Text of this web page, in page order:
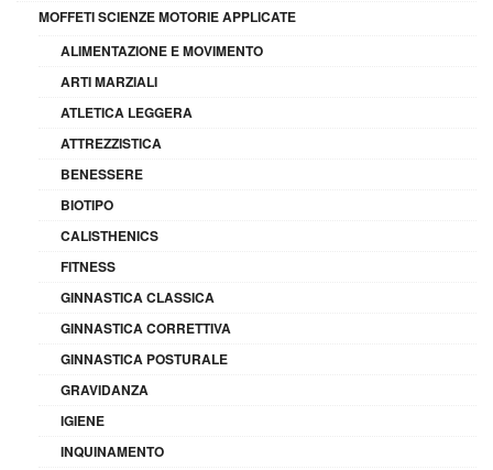
MOFFETI SCIENZE MOTORIE APPLICATE
ALIMENTAZIONE E MOVIMENTO
ARTI MARZIALI
ATLETICA LEGGERA
ATTREZZISTICA
BENESSERE
BIOTIPO
CALISTHENICS
FITNESS
GINNASTICA CLASSICA
GINNASTICA CORRETTIVA
GINNASTICA POSTURALE
GRAVIDANZA
IGIENE
INQUINAMENTO